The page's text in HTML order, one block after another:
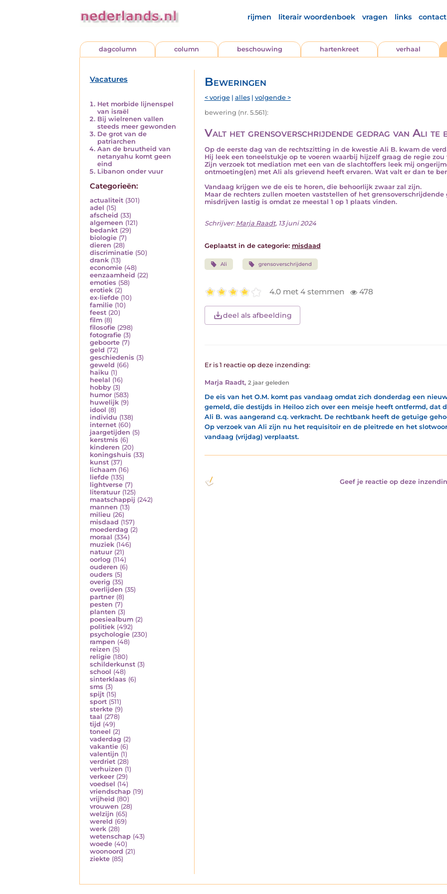
rijmen literair woordenboek vragen links contact
dagcolumn column beschouwing hartenkreet verhaal
Vacatures
Het morbide lijnenspel
van israël
Bij wielrenen vallen
steeds meer gewonden
De grot van de
patriarchen
Aan de bruutheid van
netanyahu komt geen
eind
Libanon onder vuur
Categorieën:
actualiteit (301)
adel (15)
afscheid (33)
algemeen (121)
bedankt (29)
biologie (7)
dieren (28)
discriminatie (50)
drank (13)
economie (48)
eenzaamheid (22)
emoties (58)
erotiek (2)
ex-liefde (10)
familie (10)
feest (20)
film (8)
filosofie (298)
fotografie (3)
geboorte (7)
geld (72)
geschiedenis (3)
geweld (66)
haiku (1)
heelal (16)
hobby (3)
humor (583)
huwelijk (9)
idool (8)
individu (138)
internet (60)
jaargetijden (5)
kerstmis (6)
kinderen (20)
koningshuis (33)
kunst (37)
lichaam (16)
liefde (135)
lightverse (7)
literatuur (125)
maatschappij (242)
mannen (13)
milieu (26)
misdaad (157)
moederdag (2)
moraal (334)
muziek (146)
natuur (21)
oorlog (114)
ouderen (6)
ouders (5)
overig (35)
overlijden (35)
partner (8)
pesten (7)
planten (3)
poesiealbum (2)
politiek (492)
psychologie (230)
rampen (48)
reizen (5)
religie (180)
schilderkunst (3)
school (48)
sinterklaas (6)
sms (3)
spijt (15)
sport (511)
sterkte (9)
taal (278)
tijd (49)
toneel (2)
vaderdag (2)
vakantie (6)
valentijn (1)
verdriet (28)
verhuizen (1)
verkeer (29)
voedsel (14)
vriendschap (19)
vrijheid (80)
vrouwen (28)
welzijn (65)
wereld (69)
werk (28)
wetenschap (43)
woede (40)
woonoord (21)
ziekte (85)
Beweringen
< vorige| alles| volgende >
bewering (nr. 5.561):
Valt het grensoverschrijdende gedrag van Ali te
Op de eerste dag van de rechtszitting in de kwestie Ali B. kwam de
Hij leek een toneelstukje op te voeren waarbij hijzelf graag de regie zou
Zijn verzoek tot mediation met een van de slachtoffers leek mij
ontmoeting(en) met Ali als grievend heeft ervaren. Wat valt er dan te
Vandaag krijgen we de eis te horen, die behoorlijk zwaar zal zijn.
Maar de rechters zullen moeten vaststellen of het
misdrijven lastig is omdat ze meestal 1 op 1 plaats vinden.
Schrijver: Marja Raadt, 13 juni 2024
Geplaatst in de categorie: misdaad
Ali grensoverschrijdend
4.0 met 4 stemmen 478
deel als afbeelding
Er is 1 reactie op deze inzending:
Marja Raadt, 2 jaar geleden
De eis van het O.M. komt pas vandaag omdat zich donderdag een
gemeld, die destijds in Heiloo zich over een meisje heeft ontfermd, dat
Ali B. was aangerand c.q. verkracht. De rechtbank heeft de getuige
Op verzoek van Ali zijn nu het requisitoir en de pleitrede en het
vandaag (vrijdag) verplaatst.
Geef je reactie op deze